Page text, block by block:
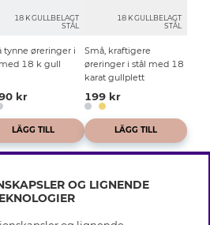
18 K GULLBELAGT
STÅL
tynne øreringer i
18 k gull
kr
LÄGG TILL
18 K GULLBELAGT
STÅL
Små, kraftigere
øreringer i stål med 18
karat gullplett
199 kr
LÄGG TILL
OG LIGNENDE